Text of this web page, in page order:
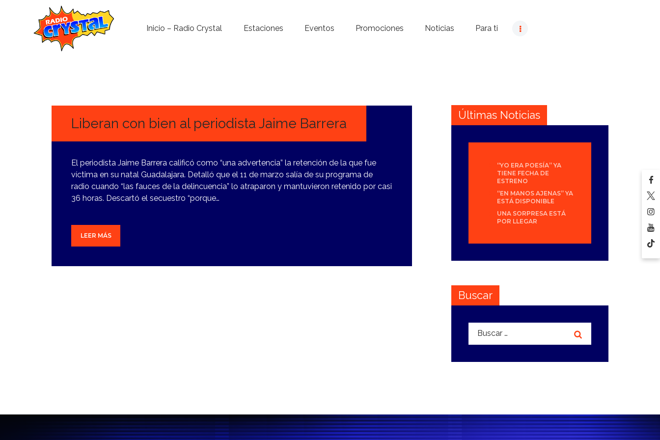
Inicio – Radio Crystal Estaciones Eventos Promociones Noticias Para ti
Noticias
Para ti
Contacto
Liberan con bien al periodista Jaime Barrera
El periodista Jaime Barrera calificó como “una advertencia” la retención de la que fue
víctima en su natal Guadalajara. Detalló que el 11 de marzo salía de su programa de
radio cuando “las fauces de la delincuencia” lo atraparon y mantuvieron retenido por casi
36 horas. Descartó el secuestro “porque…
LEER MÁS
Últimas Noticias
“YO ERA POESÍA” YA
TIENE FECHA DE
ESTRENO
“EN MANOS AJENAS” YA
ESTÁ DISPONIBLE
UNA SORPRESA ESTÁ
POR LLEGAR
Buscar
Buscar: